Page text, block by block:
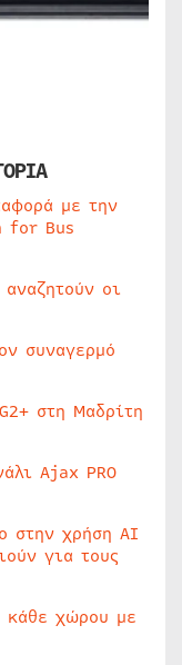
με την
for Bus
οι
συναγερμό
στη Μαδρίτη
Ajax PRO
στην χρήση AI
για τους
κάθε χώρου με